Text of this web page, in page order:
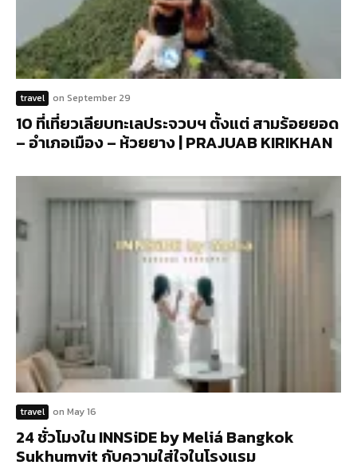
travel on September 29
10 ที่เที่ยวเลียบทะเลประจวบฯ ตั้งแต่ สามร้อยยอด
– อำเภอเมือง – ห้วยยาง | PRAJUAB KIRIKHAN
travel on May 16
24 ชั่วโมงใน INNSiDE by Meliá Bangkok
Sukhumvit กับความใส่ใจในโรงแรม